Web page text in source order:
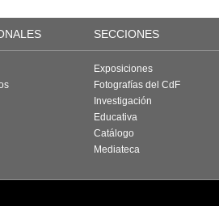
SECCIONES
Exposiciones
Fotografías del CdF
Investigación
Educativa
Catálogo
Mediateca